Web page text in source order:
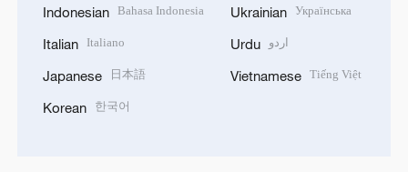
Indonesian Bahasa Indonesia
Italian Italiano
Japanese 日本語
Korean 한국어
Ukrainian Українська
Urdu اردو
Vietnamese Tiếng Việt